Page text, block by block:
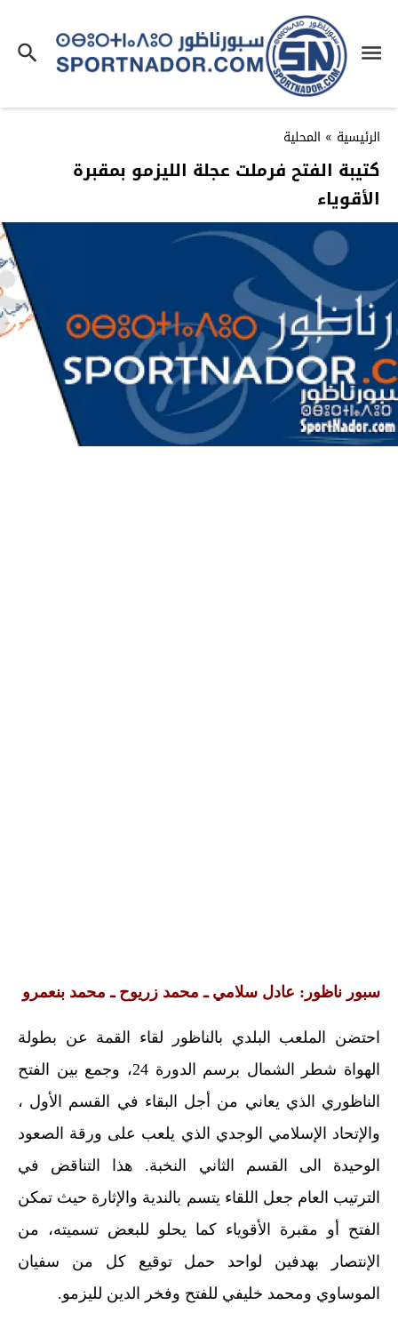
الرئيسية » المحلية
كتيبة الفتح فرملت عجلة الليزمو بمقبرة
الأقوياء
سبور ناظور: عادل سلامي ـ محمد زريوح ـ محمد بنعمرو
احتضن الملعب البلدي بالناظور لقاء القمة عن بطولة
الهواة شطر الشمال برسم الدورة 24، وجمع بين الفتح
الناظوري الذي يعاني من أجل البقاء في القسم الأول ،
والإتحاد الإسلامي الوجدي الذي يلعب على ورقة الصعود
الوحيدة الى القسم الثاني النخبة. هذا التناقض في
الترتيب العام جعل اللقاء يتسم بالندية والإثارة حيث تمكن
الفتح أو مقبرة الأقوياء كما يحلو للبعض تسميته، من
الإنتصار بهدفين لواحد حمل توقيع كل من سفيان
الموساوي ومحمد خليفي للفتح وفخر الدين لليزمو.